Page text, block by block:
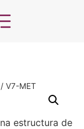
/ V7-MET
estructura de